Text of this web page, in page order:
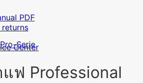
PDF
Center
Pro-Serie
แฟ Professional